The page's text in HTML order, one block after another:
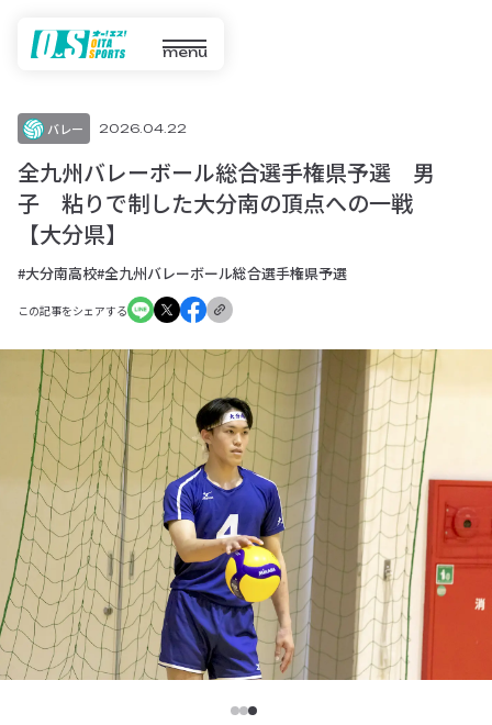
menu
バレー 2026.04.22
全九州バレーボール総合選手権県予選 男
子 粘りで制した大分南の頂点への一戦
【大分県】
#大分南高校#全九州バレーボール総合選手権県予選
この記事をシェアする